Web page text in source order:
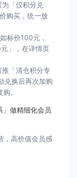
「仅积分兑
购买，统一放
标价100元，
」，在详情页
「清仓积分专
兑换后再次加购
。
」做精细化会员
，高价值会员感